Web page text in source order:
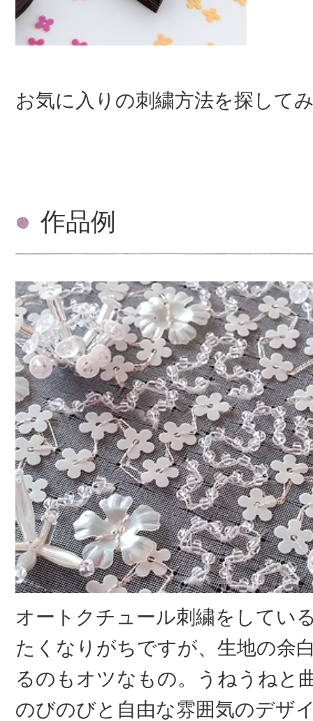
お気に入りの刺繍方法を探して
作品例
オートクチュール刺繍をしてい
たくなりがちですが、生地の余
るのもオツなもの。うねうねと
のびのびと自由な雰囲気のデザ